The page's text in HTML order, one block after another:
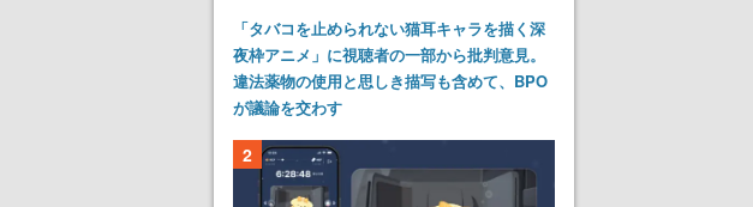
「タバコを止められない猫耳キャラを描く深
夜枠アニメ」に視聴者の一部から批判意見。
違法薬物の使用と思しき描写も含めて、BPO
が議論を交わす
2